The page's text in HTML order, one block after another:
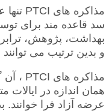
مذاکره های PTCI
سد قاعده مند برای
بهداشت، پژوهش،
و بدین ترتیب می
مذاکره های PTCI ، آن
همان اندازه در
عرضه آزاد فرا خوانند.